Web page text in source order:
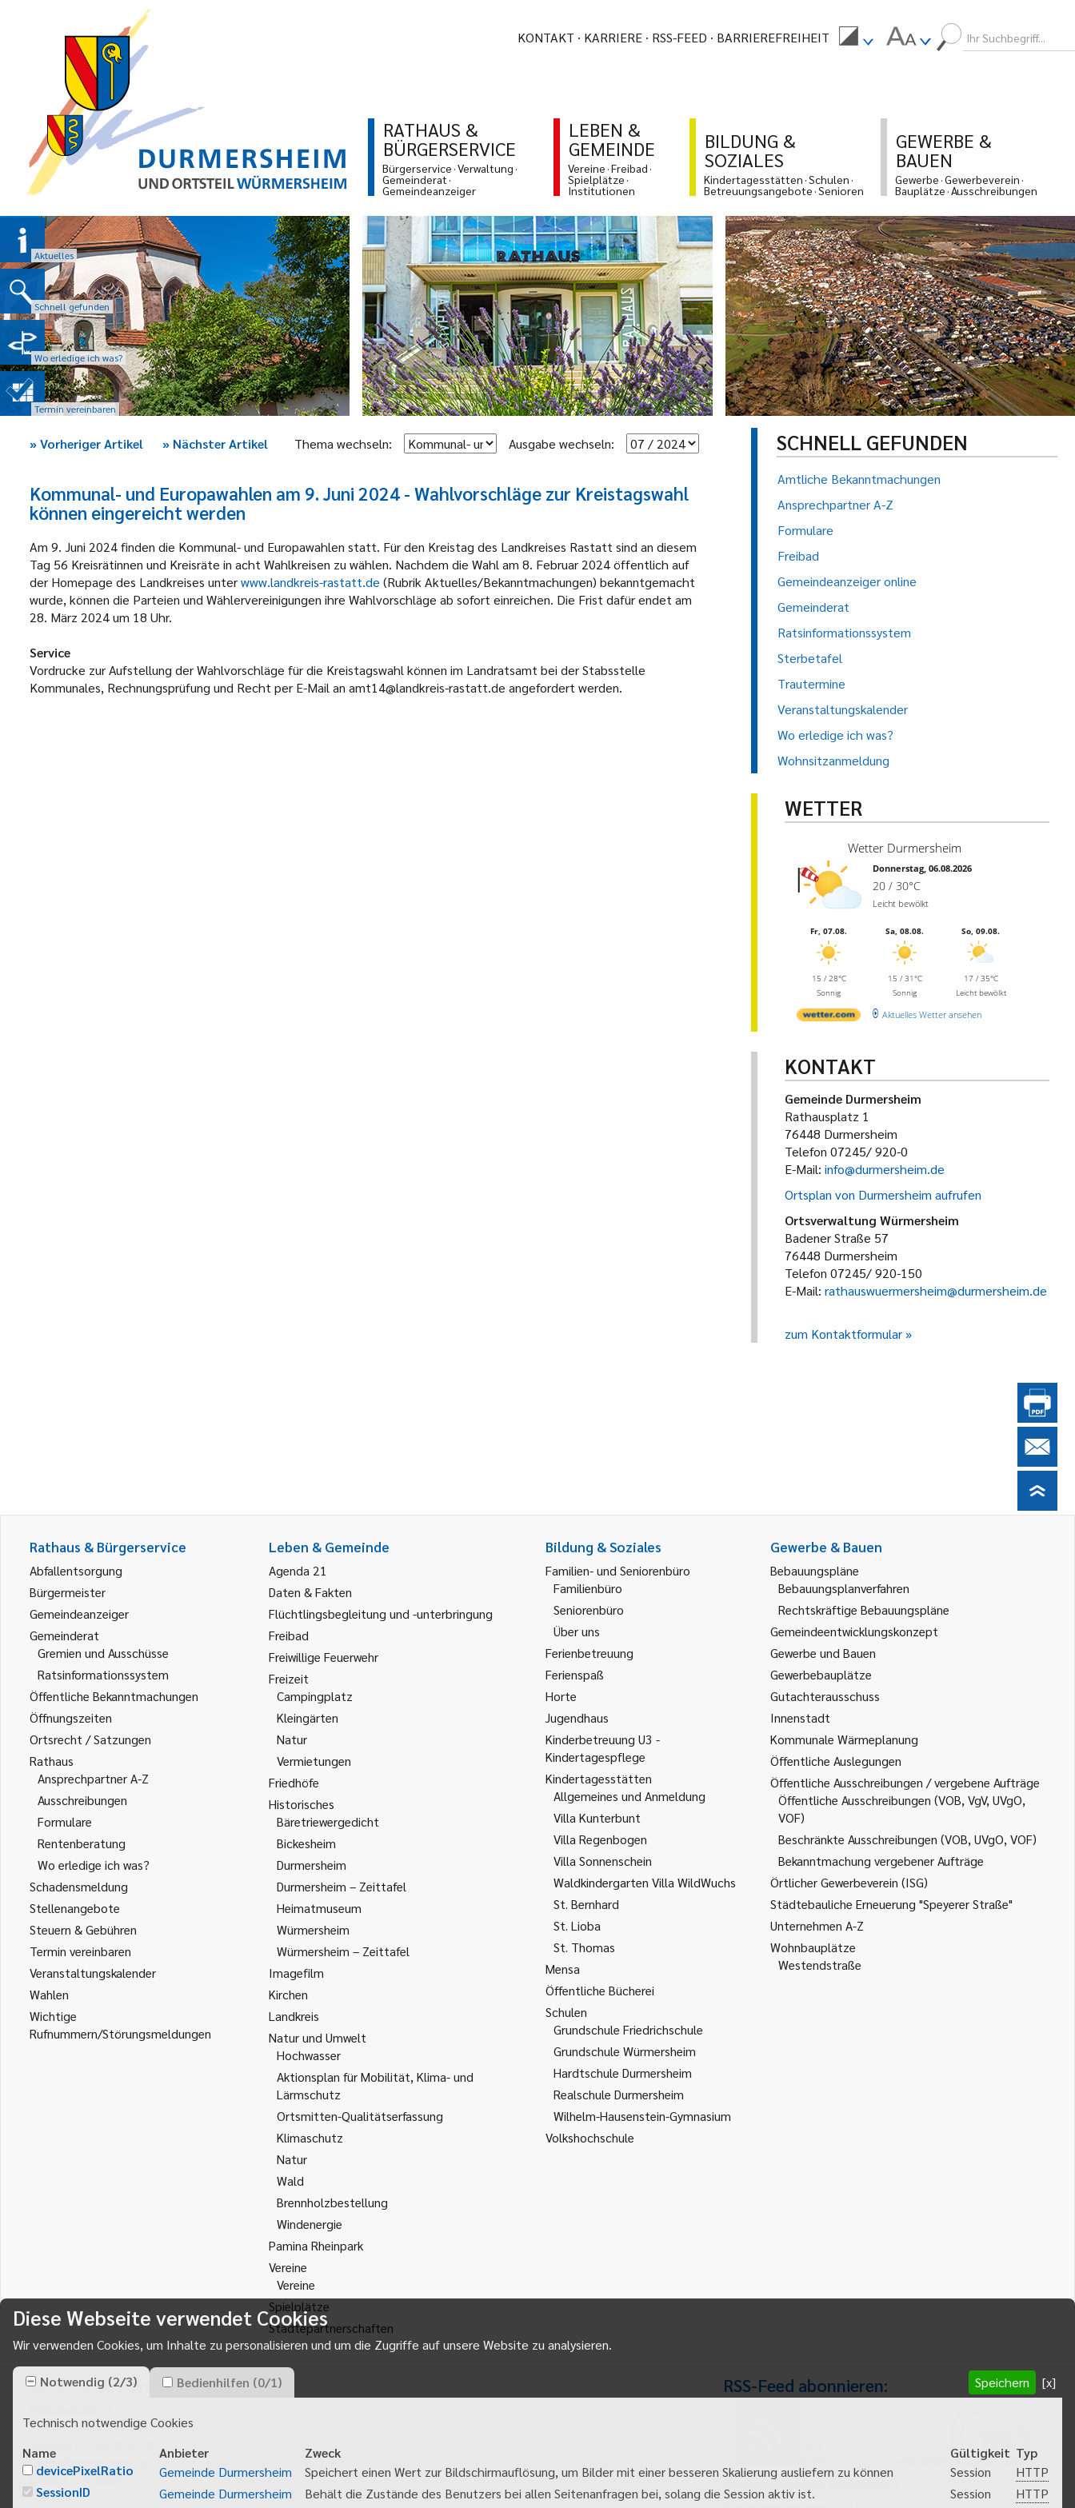
KONTAKT KARRIERE RSS-FEED BARRIEREFREIHEIT
RATHAUS &
BÜRGERSERVICE
Bürgerservice Verwaltung
Gemeinderat
Gemeindeanzeiger
LEBEN &
GEMEINDE
Vereine Freibad
Spielplätze
Institutionen
BILDUNG &
SOZIALES
Kindertagesstätten Schulen
Betreuungsangebote Senioren
GEWERBE &
BAUEN
Gewerbe Gewerbeverein
Bauplätze Ausschreibungen
Aktuelles
Schnell gefunden
Wo erledige ich was?
Termin vereinbaren
»Vorheriger Artikel » Nächster Artikel Thema wechseln: Ausgabe wechseln:
Kommunal- und Europawahlen am 9. Juni 2024 - Wahlvorschläge zur Kreistagswahl
können eingereicht werden
Am 9. Juni 2024 finden die Kommunal- und Europawahlen statt. Für den Kreistag des Landkreises Rastatt sind an diesem
Tag 56 Kreisrätinnen und Kreisräte in acht Wahlkreisen zu wählen. Nachdem die Wahl am 8. Februar 2024 öffentlich auf
der Homepage des Landkreises unterwww.landkreis-rastatt.de (Rubrik Aktuelles/Bekanntmachungen) bekanntgemacht
wurde, können die Parteien und Wählervereinigungen ihre Wahlvorschläge ab sofort einreichen. Die Frist dafür endet am
28. März 2024 um 18 Uhr.
Service
Vordrucke zur Aufstellung der Wahlvorschläge für die Kreistagswahl können im Landratsamt bei der Stabsstelle
Kommunales, Rechnungsprüfung und Recht per E-Mail an amt14@landkreis-rastatt.de angefordert werden.
SCHNELL GEFUNDEN
Amtliche Bekanntmachungen
Ansprechpartner A-Z
Formulare
Freibad
Gemeindeanzeiger online
Gemeinderat
Ratsinformationssystem
Sterbetafel
Trautermine
Veranstaltungskalender
Wo erledige ich was?
Wohnsitzanmeldung
WETTER
Wetter Durmersheim
Donnerstag, 06.08.2026
20 / 30°C
Leicht bewölkt
Fr, 07.08.
15 / 28°C
Sonnig
Sa, 08.08.
15 / 31°C
Sonnig
So, 09.08.
17 / 35°C
Leicht bewölkt
Aktuelles Wetter ansehen
KONTAKT
Gemeinde Durmersheim
Rathausplatz 1
76448 Durmersheim
Telefon 07245/ 920-0
E-Mail: info@durmersheim.de
Ortsplan von Durmersheim aufrufen
Ortsverwaltung Würmersheim
Badener Straße 57
76448 Durmersheim
Telefon 07245/ 920-150
E-Mail: rathauswuermersheim@durmersheim.de
zum Kontaktformular
Rathaus & Bürgerservice
Abfallentsorgung
Bürgermeister
Gemeindeanzeiger
Gemeinderat
Gremien und Ausschüsse
Ratsinformationssystem
Öffentliche Bekanntmachungen
Öffnungszeiten
Ortsrecht / Satzungen
Rathaus
Ansprechpartner A-Z
Ausschreibungen
Formulare
Rentenberatung
Wo erledige ich was?
Schadensmeldung
Stellenangebote
Steuern & Gebühren
Termin vereinbaren
Veranstaltungskalender
Wahlen
Wichtige
Rufnummern/Störungsmeldungen
Leben & Gemeinde
Agenda 21
Daten & Fakten
Flüchtlingsbegleitung und -unterbringung
Freibad
Freiwillige Feuerwehr
Freizeit
Campingplatz
Kleingärten
Natur
Vermietungen
Friedhöfe
Historisches
Bäretriewergedicht
Bickesheim
Durmersheim
Durmersheim – Zeittafel
Heimatmuseum
Würmersheim
Würmersheim – Zeittafel
Imagefilm
Kirchen
Landkreis
Natur und Umwelt
Hochwasser
Aktionsplan für Mobilität, Klima- und
Lärmschutz
Ortsmitten-Qualitätserfassung
Klimaschutz
Natur
Wald
Brennholzbestellung
Windenergie
Pamina Rheinpark
Vereine
Vereine
Spielplätze
Städtepartnerschaften
Bildung & Soziales
Familien- und Seniorenbüro
Familienbüro
Seniorenbüro
Über uns
Ferienbetreuung
Ferienspaß
Horte
Jugendhaus
Kinderbetreuung U3 -
Kindertagespflege
Kindertagesstätten
Allgemeines und Anmeldung
Villa Kunterbunt
Villa Regenbogen
Villa Sonnenschein
Waldkindergarten Villa WildWuchs
St. Bernhard
St. Lioba
St. Thomas
Mensa
Öffentliche Bücherei
Schulen
Grundschule Friedrichschule
Grundschule Würmersheim
Hardtschule Durmersheim
Realschule Durmersheim
Wilhelm-Hausenstein-Gymnasium
Volkshochschule
Gewerbe & Bauen
Bebauungspläne
Bebauungsplanverfahren
Rechtskräftige Bebauungspläne
Gemeindeentwicklungskonzept
Gewerbe und Bauen
Gewerbebauplätze
Gutachterausschuss
Innenstadt
Kommunale Wärmeplanung
Öffentliche Auslegungen
Öffentliche Ausschreibungen / vergebene Aufträge
Öffentliche Ausschreibungen (VOB, VgV, UVgO,
VOF)
Beschränkte Ausschreibungen (VOB, UVgO, VOF)
Bekanntmachung vergebener Aufträge
Örtlicher Gewerbeverein (ISG)
Städtebauliche Erneuerung "Speyerer Straße"
Unternehmen A-Z
Wohnbauplätze
Westendstraße
Gemeinde Durmersheim
76448Durmersheim
info@durmersheim.de
E-Mail schreiben
RSS-Feed abonnieren:
Gemeindeanzeiger abonnieren
Diese Webseite verwendet Cookies
Wir verwenden Cookies, um Inhalte zu personalisieren und um die Zugriffe auf unsere Website zu analysieren.
Notwendig (2/3) Bedienhilfen (0/1) Speichern [x]
Technisch notwendige Cookies
Name
Anbieter Zweck Gültigkeit Typ
devicePixelRatio
Gemeinde Durmersheim Speichert einen Wert zur Bildschirmauflösung, um Bilder mit einer besseren Skalierung ausliefern zu können Session
HTTP
SessionID
Gemeinde Durmersheim Behält die Zustände des Benutzers bei allen Seitenanfragen bei, solang die Session aktiv ist. Session
HTTP